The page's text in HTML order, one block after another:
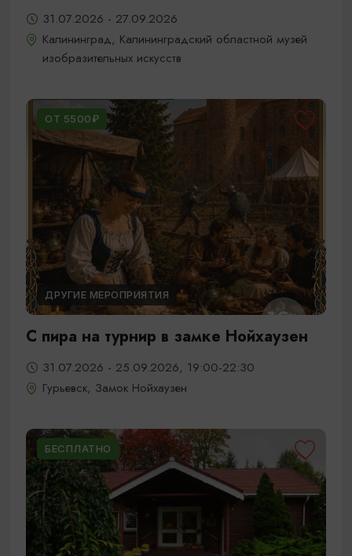
31.07.2026 - 27.09.2026
Калининград, Калининградский областной музей
изобразительных искусств
ОТ 5500₽
ДРУГИЕ МЕРОПРИЯТИЯ
С пира на турнир в замке Нойхаузен
31.07.2026 - 25.09.2026, 19:00-22:30
Гурьевск, Замок Нойхаузен
БЕСПЛАТНО